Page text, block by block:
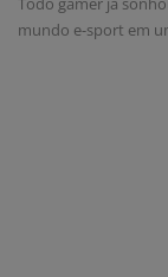
mundo e-sport em